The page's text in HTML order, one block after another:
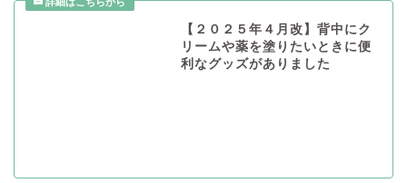
【２０２５年４月改】背中にク
リームや薬を塗りたいときに便
利なグッズがありました